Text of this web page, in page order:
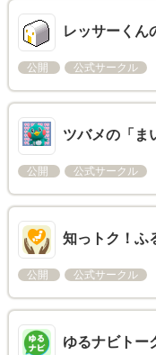
レッサーくん
公開 公式サークル
ツバメの「ま
公開 公式サークル
知っトク！ふ
公開 公式サークル
ゆるナビトー